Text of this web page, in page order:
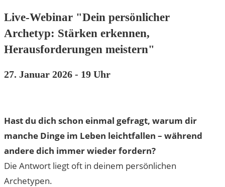
Live-Webinar "Dein persönlicher
Archetyp: Stärken erkennen,
Herausforderungen meistern"
27. Januar 2026 - 19 Uhr
Hast du dich schon einmal gefragt, warum dir
manche Dinge im Leben leichtfallen – während
andere dich immer wieder fordern?
Die Antwort liegt oft in deinem persönlichen
Archetypen.